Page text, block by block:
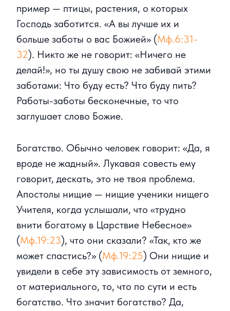
пример — птицы, растения, о которых
Господь заботится. «А вы лучше их и
больше заботы о вас Божией» (Мф.6:31-
32). Никто же не говорит: «Ничего не
делай!», но ты душу свою не забивай этими
заботами: Что буду есть? Что буду пить?
Работы-заботы бесконечные, то что
заглушает слово Божие.
Богатство. Обычно человек говорит: «Да, я
вроде не жадный». Лукавая совесть ему
говорит, дескать, это не твоя проблема.
Апостолы нищие — нищие ученики нищего
Учителя, когда услышали, что «трудно
внити богатому в Царствие Небесное»
(Мф.19:23), что они сказали? «Так, кто же
может спастись?» (Мф.19:25) Они нищие и
увидели в себе эту зависимость от земного,
от материального, то, что по сути и есть
богатство. Что значит богатство? Да,